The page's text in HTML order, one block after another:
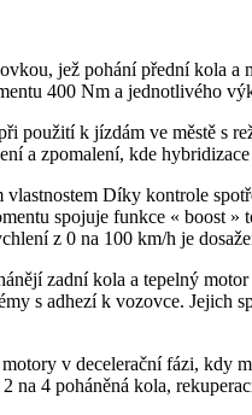
jež pohání přední kola a
400 Nm a jednotlivého
použití k jízdám ve městě s
a zpomalení, kde
Díky kontrole
spojuje funkce « boost
z 0 na 100 km/h je
zadní kola a tepelný
s adhezí k vozovce. Jejich
v decelerační fázi,
na 4 poháněná kola,